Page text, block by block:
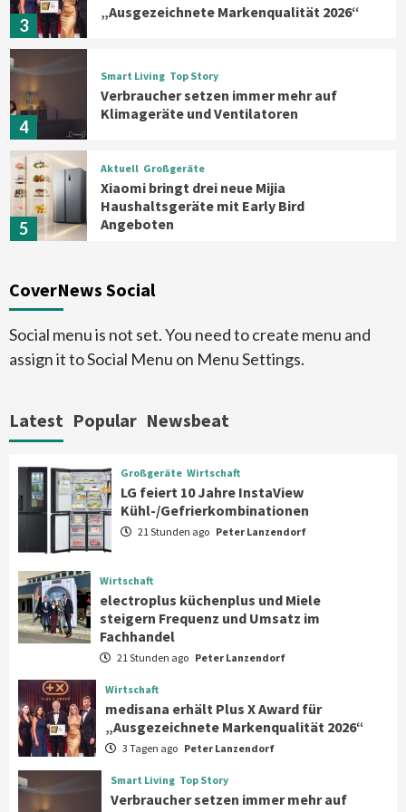
3
„Ausgezeichnete Markenqualität 2026“
4
Smart Living Top Story
Verbraucher setzen immer mehr auf
Klimageräte und Ventilatoren
5
Aktuell Großgeräte
Xiaomi bringt drei neue Mijia
Haushaltsgeräte mit Early Bird
Angeboten
6
Bauknecht MattProtect
Oberfläche
7
statt Feature-Flut
Großgeräte
LG feiert 10 Jahre InstaView
Kühl-/Gefrierkombinationen
2
Wirtschaft
electroplus küchenplus und Miele
steigern Frequenz und Umsatz im
Fachhandel
3
Wirtschaft
medisana erhält Plus X Award für
„Ausgezeichnete Markenqualität 2026“
Smart Living Top Story
Verbraucher setzen immer mehr auf
CoverNews Social
Social menu is not set. You need to create menu and
assign it to Social Menu on Menu Settings.
Latest Popular Newsbeat
Großgeräte Wirtschaft
LG feiert 10 Jahre InstaView
Kühl-/Gefrierkombinationen
21 Stunden ago Peter Lanzendorf
Wirtschaft
electroplus küchenplus und Miele
steigern Frequenz und Umsatz im
Fachhandel
21 Stunden ago Peter Lanzendorf
Wirtschaft
medisana erhält Plus X Award für
„Ausgezeichnete Markenqualität 2026“
3 Tagen ago Peter Lanzendorf
Smart Living Top Story
Verbraucher setzen immer mehr auf